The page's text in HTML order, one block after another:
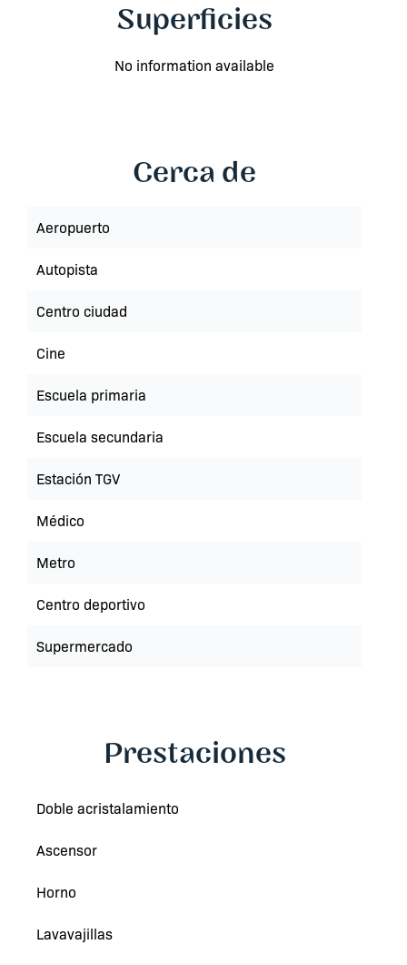
Superficies
No information available
Cerca de
Aeropuerto
Autopista
Centro ciudad
Cine
Escuela primaria
Escuela secundaria
Estación TGV
Médico
Metro
Centro deportivo
Supermercado
Prestaciones
Doble acristalamiento
Ascensor
Horno
Lavavajillas